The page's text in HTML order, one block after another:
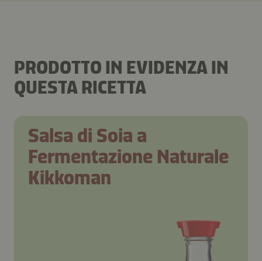
PRODOTTO IN EVIDENZA IN
QUESTA RICETTA
Salsa di Soia a
Fermentazione Naturale
Kikkoman